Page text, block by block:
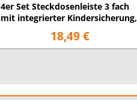
4er Set Steckdosenleiste 3 fach
mit integrierter Kindersicherung,
18,49 €